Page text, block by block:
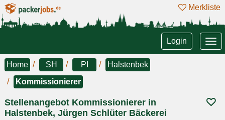
Merkliste
Login
Home SH PI
Halstenbek
Kommissionierer
Stellenangebot Kommissionierer in
Halstenbek, Jürgen Schlüter Bäckerei